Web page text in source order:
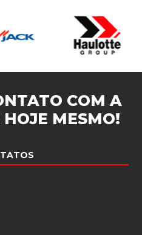
COM A
HOJE MESMO!